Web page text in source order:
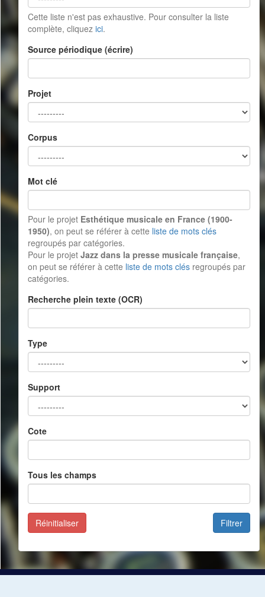
Cette liste n'est pas exhaustive. Pour consulter la liste
complète, cliquez ici.
Source périodique (écrire)
Projet
Corpus
Mot clé
Pour le projet Esthétique musicale en France (1900-
1950), on peut se référer à cette liste de mots clés
regroupés par catégories.
Pour le projet Jazz dans la presse musicale française,
on peut se référer à cette liste de mots clés regroupés par
catégories.
Recherche plein texte (OCR)
Type
Support
Cote
Tous les champs
Filtrer
Réinitialiser